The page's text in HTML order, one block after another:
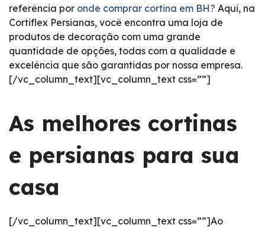
referência por onde comprar cortina em BH? Aqui, na
Cortiflex Persianas, você encontra uma loja de
produtos de decoração com uma grande
quantidade de opções, todas com a qualidade e
excelência que são garantidas por nossa empresa.
[/vc_column_text][vc_column_text css=””]
As melhores cortinas
e persianas para sua
casa
[/vc_column_text][vc_column_text css=””]Ao